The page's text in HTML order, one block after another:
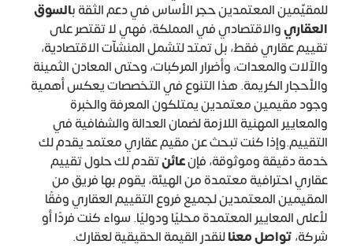
للمقيّمين المعتمدين حجر الأساس في دعم الثقة بالسوق
العقاريوالاقتصادي في المملكة، فهي لا تقتصر على
تقييم عقاري فقط، بل تمتد لتشمل المنشآت الاقتصادية،
والآلات والمعدات، وأضرار المركبات، وحتى المعادن الثمينة
والأحجار الكريمة. هذا التنوع في التخصصات يعكس أهمية
وجود مقيمين معتمدين يمتلكون المعرفة والخبرة
والمعايير المهنية اللازمة لضمان العدالة والشفافية في
التقييم.وإذا كنت تبحث عن مقيم عقاري معتمد يقدم لك
خدمة دقيقة وموثوقة، فإنعائنتقدم لك حلول تقييم
عقاري احترافية معتمدة من الهيئة، يقوم بها فريق من
المقيمين المعتمدين لجميع فروع التقييم العقاري وفقًا
لأعلى المعايير المعتمدة محليًا ودوليًا. سواء كنت فردًا أو
شركة،تواصل معنالنقدر القيمة الحقيقية لعقارك.